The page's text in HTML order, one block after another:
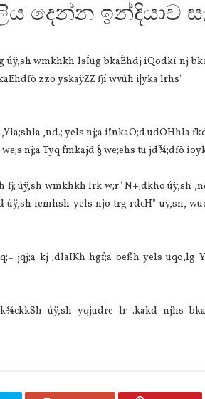
දෙන්න ඉන්දියාව
úÿ,sh wmkhkh lsÍug bkaÈhdj iQodkï nj
zzo yskaÿZZ fjí wvúh i|yka lrhs'
,nd.; yels nj;a iïnkaO;d udOHhla
nj;a Tyq fmkajd § we;ehs tu jd¾;dfõ
úÿ,sh wmkhkh lrk w;r" N+;dkho úÿ,sh
iemhsh yels njo trg rdcH" úÿ,sn,
jqj;a kj ;dlaIKh hgf;a oeßh yels uqo,lg
úÿ,sh yqjudre lr .kakd njhs